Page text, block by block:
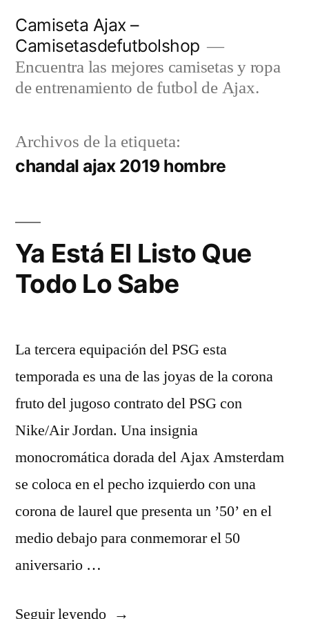
contenido
Camiseta Ajax –
Camisetasdefutbolshop
Encuentra las mejores camisetas y ropa
de entrenamiento de futbol de Ajax.
Archivos de la etiqueta:
chandal ajax 2019 hombre
Ya Está El Listo Que
Todo Lo Sabe
La tercera equipación del PSG esta
temporada es una de las joyas de la corona
fruto del jugoso contrato del PSG con
Nike/Air Jordan. Una insignia
monocromática dorada del Ajax Amsterdam
se coloca en el pecho izquierdo con una
corona de laurel que presenta un ’50’ en el
medio debajo para conmemorar el 50
aniversario …
Seguir leyendo«Ya